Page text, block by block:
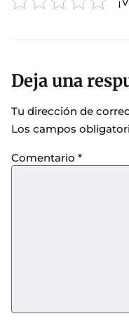
Deja una
Tu dirección de
Los campos
Comentario *